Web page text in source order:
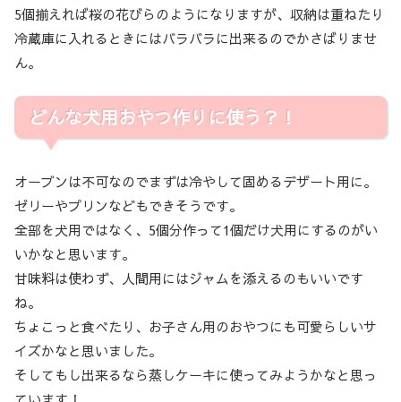
5個揃えれば桜の花びらのようになりますが、収納は重ねたり
冷蔵庫に入れるときにはバラバラに出来るのでかさばりませ
ん。
どんな犬用おやつ作りに使う？！
オーブンは不可なのでまずは冷やして固めるデザート用に。
ゼリーやプリンなどもできそうです。
全部を犬用ではなく、5個分作って1個だけ犬用にするのがい
いかなと思います。
甘味料は使わず、人間用にはジャムを添えるのもいいです
ね。
ちょこっと食べたり、お子さん用のおやつにも可愛らしいサ
イズかなと思いました。
そしてもし出来るなら蒸しケーキに使ってみようかなと思っ